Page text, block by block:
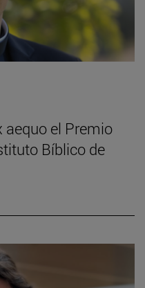
aequo el Premio
Bíblico de